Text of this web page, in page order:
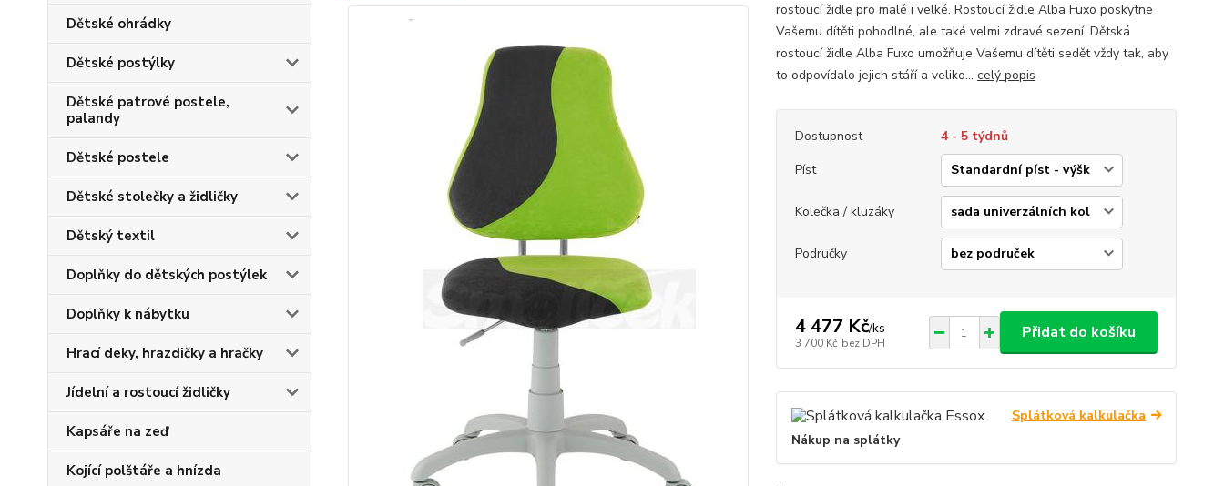
Dětské ohrádky
Dětské postýlky
Dětské patrové postele,
palandy
Dětské postele
Dětské stolečky a židličky
Dětský textil
Doplňky do dětských postýlek
Doplňky k nábytku
Hrací deky, hrazdičky a hračky
Jídelní a rostoucí židličky
Kapsáře na zeď
Kojící polštáře a hnízda
rostoucí židle pro malé i velké. Rostoucí židle Alba Fuxo poskytne
Vašemu dítěti pohodlné, ale také velmi zdravé sezení. Dětská
rostoucí židle Alba Fuxo umožňuje Vašemu dítěti sedět vždy tak, aby
to odpovídalo jejich stáří a veliko... celý popis
Dostupnost
4 - 5 týdnů
Píst
Kolečka / kluzáky
Područky
4 477 Kč/ks
3 700 Kč bez DPH
Přidat do košíku
Splátková kalkulačka
Nákup na splátky